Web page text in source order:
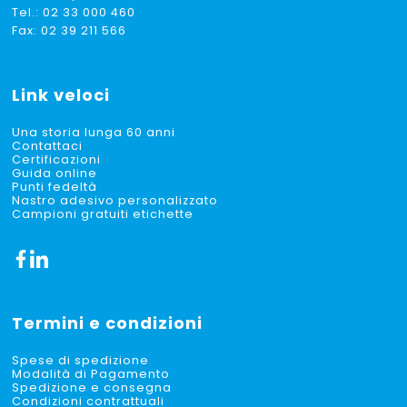
Tel.:02 33 000 460
Fax: 02 39 211 566
Link veloci
Una storia lunga 60 anni
Contattaci
Certificazioni
Guida online
Punti fedeltà
Nastro adesivo personalizzato
Campioni gratuiti etichette
Termini e condizioni
Spese di spedizione
Modalità di Pagamento
Spedizione e consegna
Condizioni contrattuali